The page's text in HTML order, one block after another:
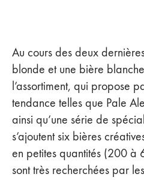
Au cours des deux
blonde et une bière
l’assortiment, qui propose
tendance telles que Pale
ainsi qu’une série de
s’ajoutent six bières
en petites quantités (200 à
sont très recherchées par